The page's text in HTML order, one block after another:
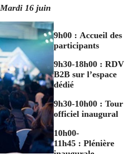
Mardi 16 juin
9h00 : Accueil des
participants
9h30-18h00 : RDV
B2B sur l’espace
dédié
9h30-10h00 : Tour
officiel inaugural
10h00-
11h45 : Plénière